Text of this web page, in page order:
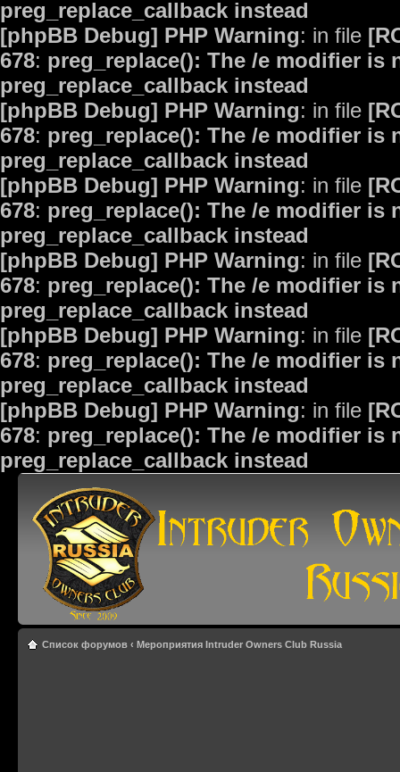
preg_replace_callback instead
[phpBB Debug] PHP Warning: in file
678: preg_replace(): The /e modifier is
preg_replace_callback instead
[phpBB Debug] PHP Warning: in file
678: preg_replace(): The /e modifier is
preg_replace_callback instead
[phpBB Debug] PHP Warning: in file
678: preg_replace(): The /e modifier is
preg_replace_callback instead
[phpBB Debug] PHP Warning: in file
678: preg_replace(): The /e modifier is
preg_replace_callback instead
[phpBB Debug] PHP Warning: in file
678: preg_replace(): The /e modifier is
preg_replace_callback instead
[phpBB Debug] PHP Warning: in file
678: preg_replace(): The /e modifier is
preg_replace_callback instead
Список форумов ‹ Мероприятия Intruder Owners Club Russia